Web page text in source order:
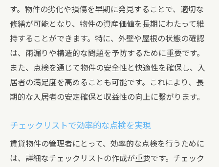
入居者の声を経営に活かす方法
コミュニケーションを円滑にするためのヒ
ント
トラブルを未然に防ぐコミュニケーション
術
入居者満足度向上のための定期連絡
を支える
迅速な対応が生む安心感とその影響
緊急時の対応マニュアル作成法
す。物件の劣化や損傷を早期に発見することで、適切な
修繕が可能となり、物件の資産価値を長期にわたって維
持することができます。特に、外壁や屋根の状態の確認
は、雨漏りや構造的な問題を予防するために重要です。
また、点検を通じて物件の安全性と快適性を確保し、入
居者の満足度を高めることも可能です。これにより、長
期的な入居者の安定確保と収益性の向上に繋がります。
チェックリストで効率的な点検を実現
賃貸物件の管理者にとって、効率的な点検を行うために
は、詳細なチェックリストの作成が重要です。チェック